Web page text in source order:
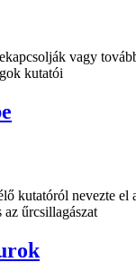
vagy
kutatói
kutatóról nevezte el
űrcsillagászat